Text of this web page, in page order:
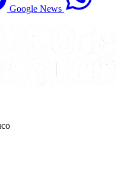
Google News